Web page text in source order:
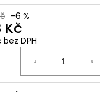
–6 %
Kč
bez DPH
CREMA PREMIUM